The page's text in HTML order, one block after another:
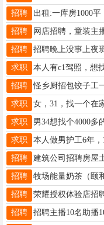
招聘
招聘
招聘
求职
招聘 怪乡厨招包饺子工
求职
求职 男34想找个4000多
求职
招聘
招聘
招聘
招聘